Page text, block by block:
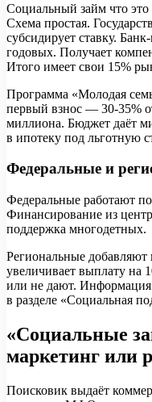
Социальный займ что это
Схема простая.
субсидирует ставку.
годовых. Получает
Итого имеет свои 15%
Программа «Молодая
первый взнос — 30-35%
миллиона. Бюджет даёт
в ипотеку под льготную
Федеральные и
Федеральные работают
Финансирование из
поддержка многодетных.
Региональные
увеличивает выплату на
или не дают. Информация
в разделе «Социальная
«Социальные
маркетинг или
Поисковик выдаёт